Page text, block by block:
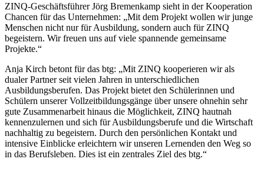
ZINQ-Geschäftsführer Jörg Bremenkamp sieht in der Kooperation
Chancen für das Unternehmen: „Mit dem Projekt wollen wir junge
Menschen nicht nur für Ausbildung, sondern auch für ZINQ
begeistern. Wir freuen uns auf viele spannende gemeinsame
Projekte.“
Anja Kirch betont für das btg: „Mit ZINQ kooperieren wir als
dualer Partner seit vielen Jahren in unterschiedlichen
Ausbildungsberufen. Das Projekt bietet den Schülerinnen und
Schülern unserer Vollzeitbildungsgänge über unsere ohnehin sehr
gute Zusammenarbeit hinaus die Möglichkeit, ZINQ hautnah
kennenzulernen und sich für Ausbildungsberufe und die Wirtschaft
nachhaltig zu begeistern. Durch den persönlichen Kontakt und
intensive Einblicke erleichtern wir unseren Lernenden den Weg so
in das Berufsleben. Dies ist ein zentrales Ziel des btg.“